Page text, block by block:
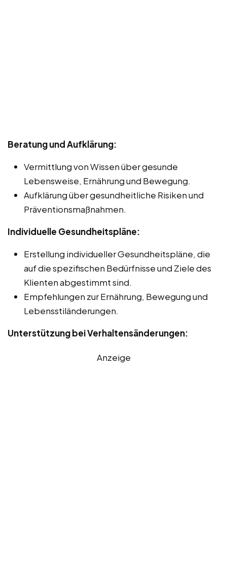
Beratung und Aufklärung:
Vermittlung von Wissen über gesunde
Lebensweise, Ernährung und Bewegung.
Aufklärung über gesundheitliche Risiken und
Präventionsmaßnahmen.
Individuelle Gesundheitspläne:
Erstellung individueller Gesundheitspläne, die
auf die spezifischen Bedürfnisse und Ziele des
Klienten abgestimmt sind.
Empfehlungen zur Ernährung, Bewegung und
Lebensstiländerungen.
Unterstützung bei Verhaltensänderungen:
Anzeige